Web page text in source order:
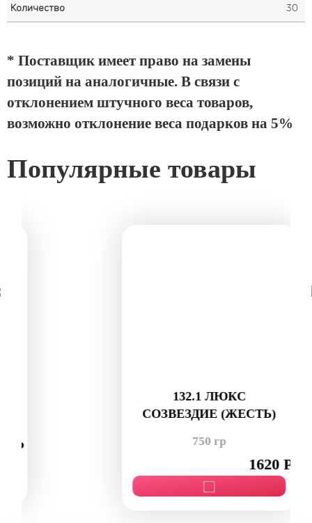
30
* Поставщик имеет право на замены
позиций на аналогичные. В связи с
отклонением штучного веса товаров,
возможно отклонение веса подарков на 5%
Популярные товары
132.1 ЛЮКС
СОЗВЕЗДИЕ (ЖЕСТЬ)